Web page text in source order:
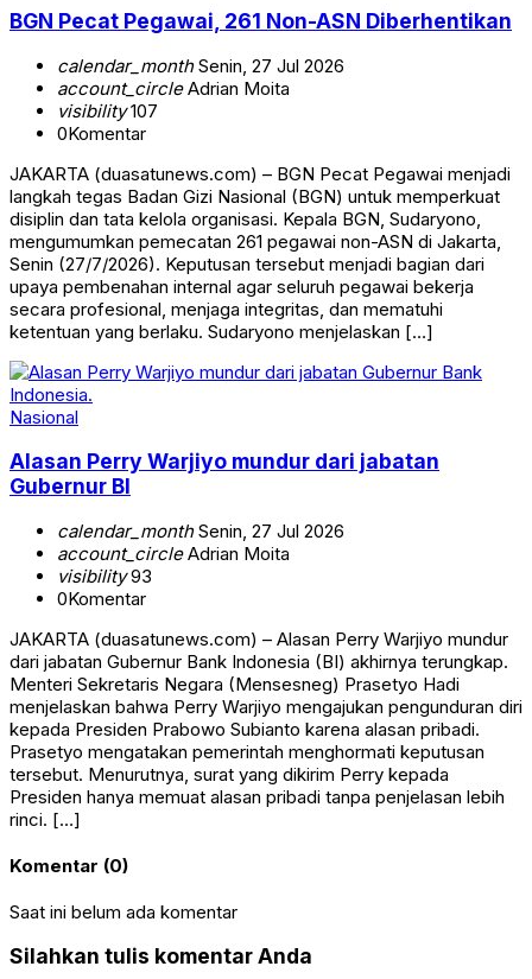
BGN Pecat Pegawai, 261 Non-ASN Diberhentikan
calendar_monthSenin, 27 Jul 2026
account_circleAdrian Moita
visibility107
0Komentar
JAKARTA (duasatunews.com) – BGN Pecat Pegawai menjadi
langkah tegas Badan Gizi Nasional (BGN) untuk memperkuat
disiplin dan tata kelola organisasi. Kepala BGN, Sudaryono,
mengumumkan pemecatan 261 pegawai non-ASN di Jakarta,
Senin (27/7/2026). Keputusan tersebut menjadi bagian dari
upaya pembenahan internal agar seluruh pegawai bekerja
secara profesional, menjaga integritas, dan mematuhi
ketentuan yang berlaku. Sudaryono menjelaskan […]
Nasional
Alasan Perry Warjiyo mundur dari jabatan
Gubernur BI
calendar_monthSenin, 27 Jul 2026
account_circleAdrian Moita
visibility93
0Komentar
JAKARTA (duasatunews.com) – Alasan Perry Warjiyo mundur
dari jabatan Gubernur Bank Indonesia (BI) akhirnya terungkap.
Menteri Sekretaris Negara (Mensesneg) Prasetyo Hadi
menjelaskan bahwa Perry Warjiyo mengajukan pengunduran diri
kepada Presiden Prabowo Subianto karena alasan pribadi.
Prasetyo mengatakan pemerintah menghormati keputusan
tersebut. Menurutnya, surat yang dikirim Perry kepada
Presiden hanya memuat alasan pribadi tanpa penjelasan lebih
rinci. […]
Komentar (0)
Saat ini belum ada komentar
Silahkan tulis komentar Anda